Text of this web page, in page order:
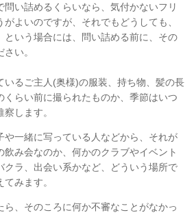
問い詰めるくらいなら、気付かないフリ
よいのですが、それでもどうしても、
という場合には、問い詰める前に、その
い。
いるご主人(奥様)の服装、持ち物、髪の長
くらい前に撮られたものか、季節はいつ
します。
や一緒に写っている人などから、それが
飲み会なのか、何かのクラブやイベント
ラ、出会い系かなど、
どういう場所で
みます。
ら、そのころに何か不審なことがなかっ